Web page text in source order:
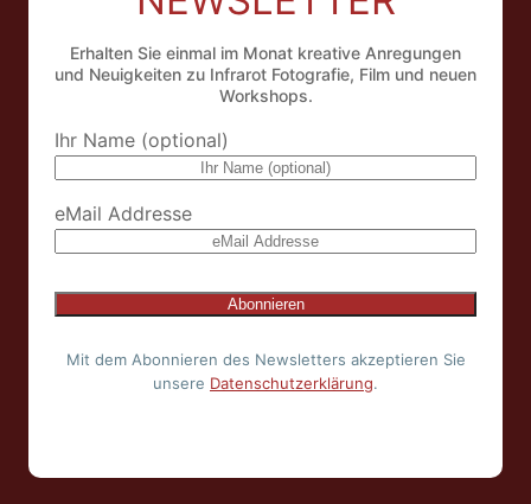
Erhalten Sie einmal im Monat kreative Anregungen
und Neuigkeiten zu Infrarot Fotografie, Film und neuen
Workshops.
Ihr Name (optional)
eMail Addresse
Mit dem Abonnieren des Newsletters akzeptieren Sie
unsere Datenschutzerklärung.